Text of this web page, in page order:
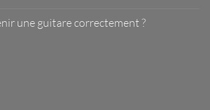
une guitare correctement ?